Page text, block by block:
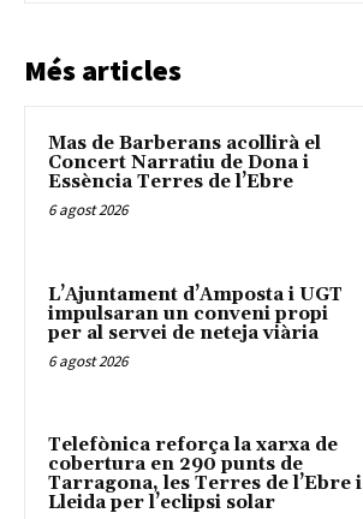
Més articles
Mas de Barberans acollirà el
Concert Narratiu de Dona i
Essència Terres de l’Ebre
6 agost 2026
L’Ajuntament d’Amposta i UGT
impulsaran un conveni propi
per al servei de neteja viària
6 agost 2026
Telefònica reforça la xarxa de
cobertura en 290 punts de
Tarragona, les Terres de l’Ebre i
Lleida per l’eclipsi solar